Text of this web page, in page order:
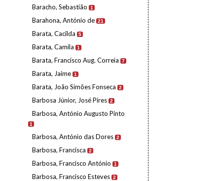
Baracho, Sebastião 1
Barahona, António de 21
Barata, Cacilda 5
Barata, Camila 1
Barata, Francisco Aug. Correia 7
Barata, Jaime 1
Barata, João Simões Fonseca 2
Barbosa Júnior, José Pires 2
Barbosa, António Augusto Pinto
1
Barbosa, António das Dores 2
Barbosa, Francisca 2
Barbosa, Francisco António 1
Barbosa, Francisco Esteves 2